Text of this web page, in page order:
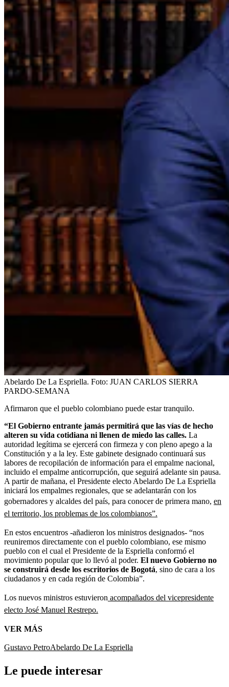
Abelardo De La Espriella. Foto: JUAN CARLOS SIERRA
PARDO-SEMANA
Afirmaron que el pueblo colombiano puede estar tranquilo.
“El Gobierno entrante jamás permitirá que las vías de hecho
alteren su vida cotidiana ni llenen de miedo las calles. La
autoridad legítima se ejercerá con firmeza y con pleno apego a la
Constitución y a la ley. Este gabinete designado continuará sus
labores de recopilación de información para el empalme nacional,
incluido el empalme anticorrupción, que seguirá adelante sin pausa.
A partir de mañana, el Presidente electo Abelardo De La Espriella
iniciará los empalmes regionales, que se adelantarán con los
gobernadores y alcaldes del país, para conocer de primera mano, en
el territorio, los problemas de los colombianos”.
En estos encuentros -añadieron los ministros designados- “nos
reuniremos directamente con el pueblo colombiano, ese mismo
pueblo con el cual el Presidente de la Espriella conformó el
movimiento popular que lo llevó al poder. El nuevo Gobierno no
se construirá desde los escritorios de Bogotá, sino de cara a los
ciudadanos y en cada región de Colombia”.
Los nuevos ministros estuvieron acompañados del vicepresidente
electo José Manuel Restrepo.
VER MÁS
Gustavo PetroAbelardo De La Espriella
Le puede interesar